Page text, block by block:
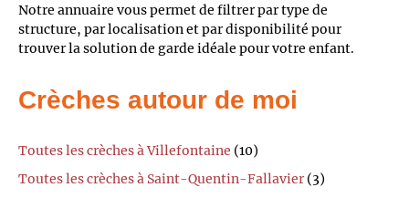
Notre annuaire vous permet de filtrer par type de
structure, par localisation et par disponibilité pour
trouver la solution de garde idéale pour votre enfant.
Crèches autour de moi
Toutes les crèches à Villefontaine (10)
Toutes les crèches à Saint-Quentin-Fallavier (3)